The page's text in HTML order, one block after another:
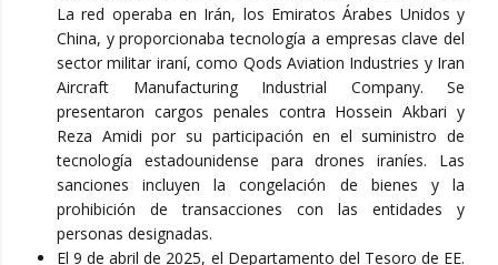
La red operaba en Irán, los Emiratos Árabes Unidos y
China, y proporcionaba tecnología a empresas clave del
sector militar iraní, como Qods Aviation Industries y Iran
Aircraft Manufacturing Industrial Company. Se
presentaron cargos penales contra Hossein Akbari y
Reza Amidi por su participación en el suministro de
tecnología estadounidense para drones iraníes. Las
sanciones incluyen la congelación de bienes y la
prohibición de transacciones con las entidades y
personas designadas.
El 9 de abril de 2025, el Departamento del Tesoro de EE.